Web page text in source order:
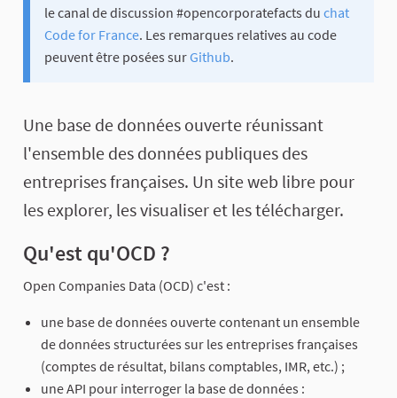
le canal de discussion #opencorporatefacts du chat
Code for France. Les remarques relatives au code
peuvent être posées sur Github.
Une base de données ouverte réunissant
l'ensemble des données publiques des
entreprises françaises. Un site web libre pour
les explorer, les visualiser et les télécharger.
Qu'est qu'OCD ?
Open Companies Data (OCD) c'est :
une base de données ouverte contenant un ensemble
de données structurées sur les entreprises françaises
(comptes de résultat, bilans comptables, IMR, etc.) ;
une API pour interroger la base de données :